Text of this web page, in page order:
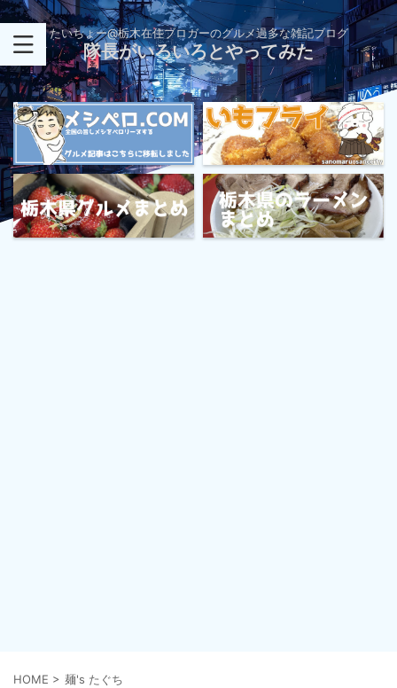
たいちょー@栃木在住ブロガーのグルメ過多な雑記ブログ
隊長がいろいろとやってみた
HOME > 麺's たぐち